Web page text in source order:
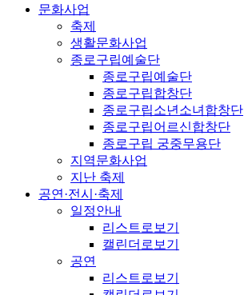
문화사업
축제
생활문화사업
종로구립예술단
종로구립예술단
종로구립합창단
종로구립소년소녀합창단
종로구립어르신합창단
종로구립 궁중무용단
지역문화사업
지난 축제
공연·전시·축제
일정안내
리스트로보기
캘린더로보기
공연
리스트로보기